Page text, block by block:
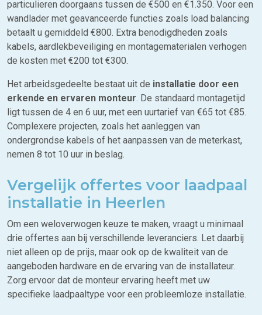
particulieren doorgaans tussen de €500 en €1.350. Voor een
wandlader met geavanceerde functies zoals load balancing
betaalt u gemiddeld €800. Extra benodigdheden zoals
kabels, aardlekbeveiliging en montagematerialen verhogen
de kosten met €200 tot €300.
Het arbeidsgedeelte bestaat uit de installatie door een
erkende en ervaren monteur. De standaard montagetijd
ligt tussen de 4 en 6 uur, met een uurtarief van €65 tot €85.
Complexere projecten, zoals het aanleggen van
ondergrondse kabels of het aanpassen van de meterkast,
nemen 8 tot 10 uur in beslag.
Vergelijk offertes voor laadpaal
installatie in Heerlen
Om een weloverwogen keuze te maken, vraagt u minimaal
drie offertes aan bij verschillende leveranciers. Let daarbij
niet alleen op de prijs, maar ook op de kwaliteit van de
aangeboden hardware en de ervaring van de installateur.
Zorg ervoor dat de monteur ervaring heeft met uw
specifieke laadpaaltype voor een probleemloze installatie.